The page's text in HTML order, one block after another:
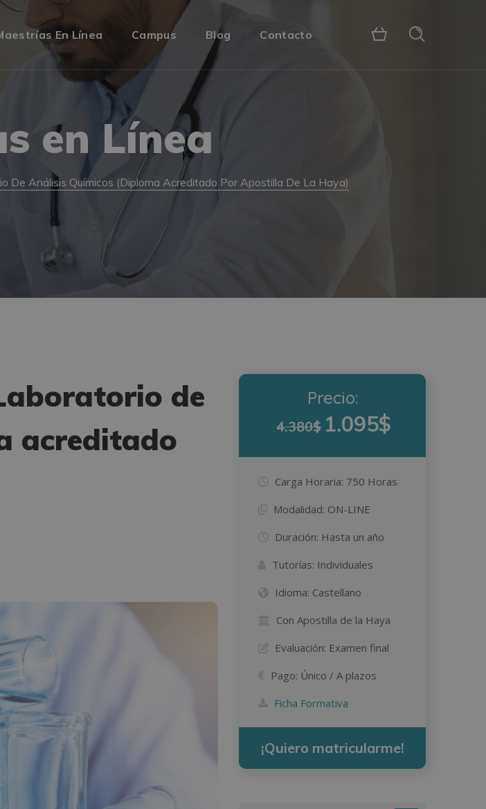
En Línea Campus Blog Contacto
en Línea
De Análisis Químicos (Diploma Acreditado Por Apostilla De La Haya)
de
acreditado
Precio:
4.380$ 1.095$
Carga Horaria: 750 Horas
Modalidad: ON-LINE
Duración: Hasta un año
Tutorías: Individuales
Idioma: Castellano
Con Apostilla de la Haya
Evaluación: Examen final
Pago: Único / A plazos
Ficha Formativa
¡Quiero matricularme!